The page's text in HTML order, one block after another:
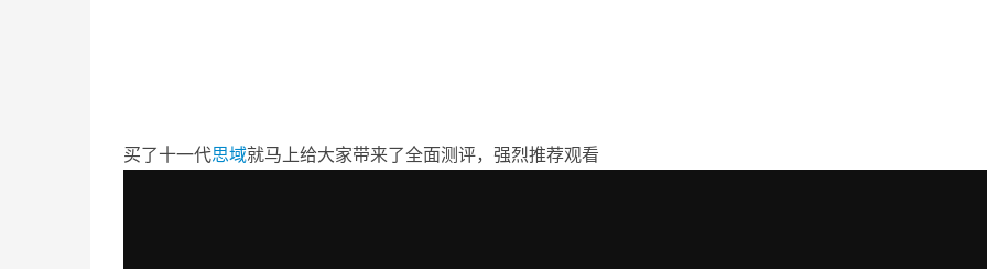
买了十一代思域就马上给大家带来了全面测评，强烈推荐观看